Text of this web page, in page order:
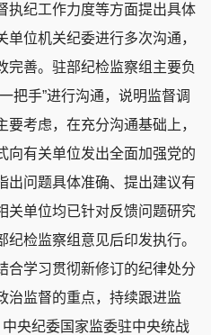
执纪工作力度等方面提出具体
位机关纪委进行多次沟通，
完善。驻部纪检监察组主要负
把手”进行沟通，说明监督调
考虑，在充分沟通基础上，
向有关单位发出全面加强党的
出问题具体准确、提出建议有
关单位均已针对反馈问题研究
检监察组意见后印发执行。
合学习贯彻新修订的纪律处分
治监督的重点，持续跟进监
央纪委国家监委驻中央统战